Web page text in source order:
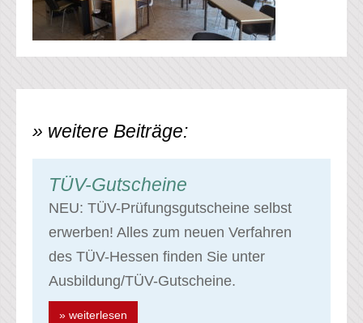
» weitere Beiträge:
TÜV-Gutscheine
NEU: TÜV-Prüfungsgutscheine selbst
erwerben! Alles zum neuen Verfahren
des TÜV-Hessen finden Sie unter
Ausbildung/TÜV-Gutscheine.
» weiterlesen